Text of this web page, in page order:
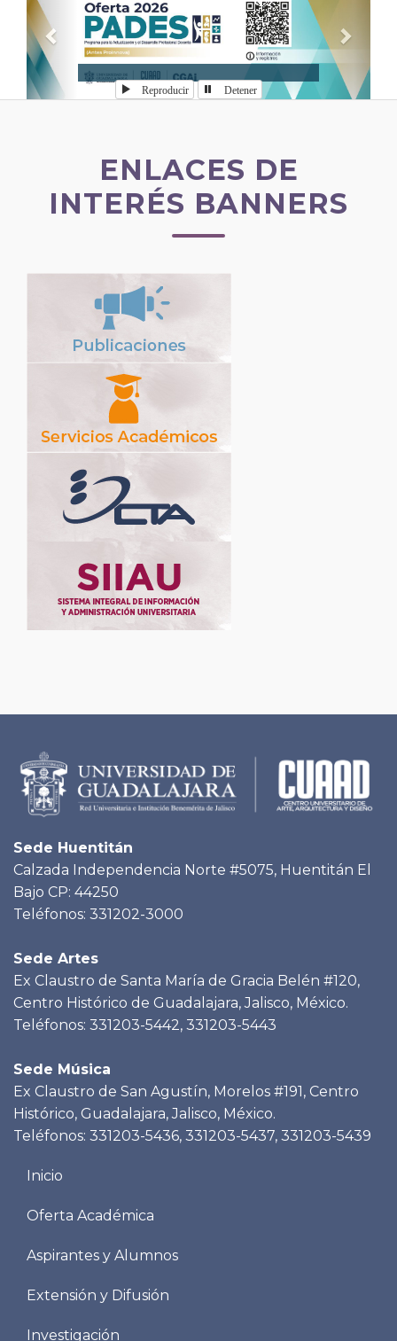
Reproducir Detener
ENLACES DE
INTERÉS BANNERS
Sede Huentitán
Calzada Independencia Norte #5075, Huentitán El
Bajo CP: 44250
Teléfonos: 331202-3000
Sede Artes
Ex Claustro de Santa María de Gracia Belén #120,
Centro Histórico de Guadalajara, Jalisco, México.
Teléfonos: 331203-5442, 331203-5443
Sede Música
Ex Claustro de San Agustín, Morelos #191, Centro
Histórico, Guadalajara, Jalisco, México.
Teléfonos: 331203-5436, 331203-5437, 331203-5439
Menu
Inicio
Oferta Académica
Aspirantes y Alumnos
Extensión y Difusión
Investigación